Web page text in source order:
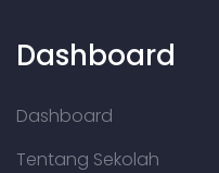
Dashboard
Dashboard
Tentang Sekolah